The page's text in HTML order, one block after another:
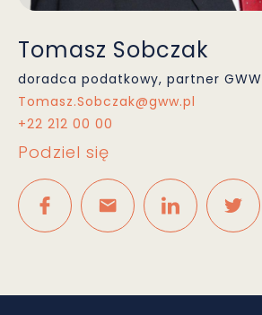
Tomasz Sobczak
doradca podatkowy, partner GWW
Tomasz.Sobczak@gww.pl
+22 212 00 00
Podziel się